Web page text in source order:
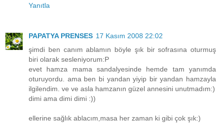
Yanıtla
PAPATYA PRENSES 17 Kasım 2008 22:02
şimdi ben canım ablamın böyle şık bir sofrasına oturmuş
biri olarak sesleniyorum:P
evet hamza mama sandalyesinde hemde tam yanımda
oturuyordu. ama ben bi yandan yiyip bir yandan hamzayla
ilgilendim. ve ve asla hamzanın güzel annesini unutmadım:)
dimi ama dimi dimi :))
ellerine sağlık ablacım,masa her zaman ki gibi çok şık:)